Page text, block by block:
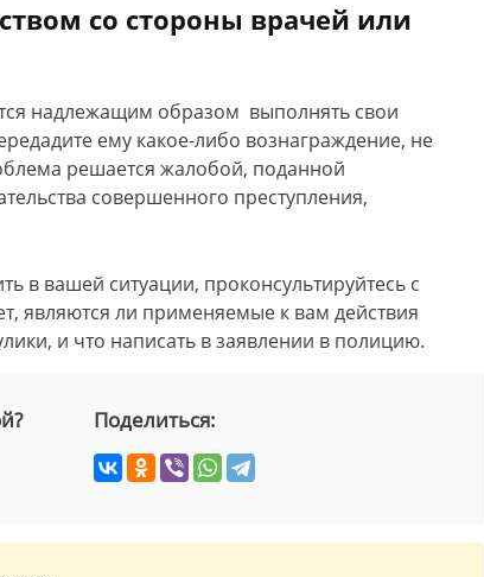
со стороны врачей или
надлежащим образом выполнять свои
ему какое-либо вознаграждение, не
решается жалобой, поданной
совершенного преступления,
в вашей ситуации, проконсультируйтесь с
являются ли применяемые к вам действия
и что написать в заявлении в полицию.
Поделиться: